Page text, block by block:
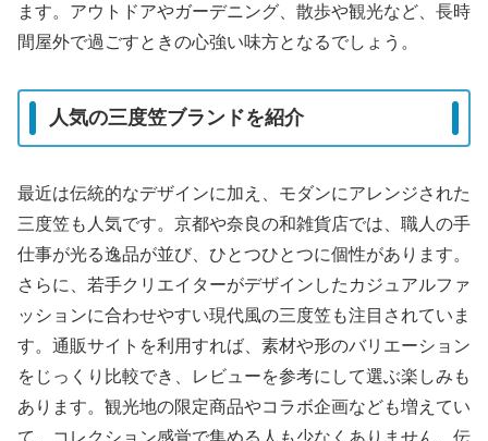
ます。アウトドアやガーデニング、散歩や観光など、長時
間屋外で過ごすときの心強い味方となるでしょう。
人気の三度笠ブランドを紹介
最近は伝統的なデザインに加え、モダンにアレンジされた
三度笠も人気です。京都や奈良の和雑貨店では、職人の手
仕事が光る逸品が並び、ひとつひとつに個性があります。
さらに、若手クリエイターがデザインしたカジュアルファ
ッションに合わせやすい現代風の三度笠も注目されていま
す。通販サイトを利用すれば、素材や形のバリエーション
をじっくり比較でき、レビューを参考にして選ぶ楽しみも
あります。観光地の限定商品やコラボ企画なども増えてい
て、コレクション感覚で集める人も少なくありません。伝